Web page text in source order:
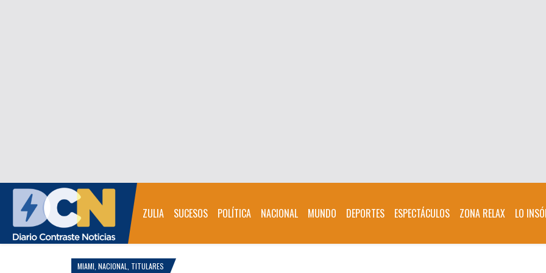
ZULIA SUCESOS POLÍTICA NACIONAL MUNDO DEPORTES ESPECTÁCULOS ZONA RELAX LO
MIAMI NACIONAL TITULARES